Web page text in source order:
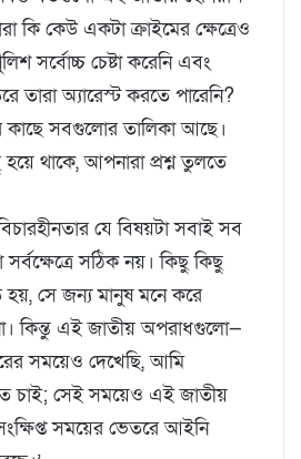
কি কেউ একটা ক্রাইমের ক্ষেত্রেও
সর্বোচ্চ চেষ্টা করেনি এবং
তারা অ্যারেস্ট করতে পারেনি?
সবগুলোর তালিকা আছে।
থাকে, আপনারা প্রশ্ন তুলতে
যে বিষয়টা সবাই সব
সঠিক নয়। কিছু কিছু
হয়, সে জন্য মানুষ মনে করে
কিন্তু এই জাতীয় অপরাধগুলো—
সময়েও দেখেছি, আমি
চাই; সেই সময়েও এই জাতীয়
সময়ের ভেতরে আইনি